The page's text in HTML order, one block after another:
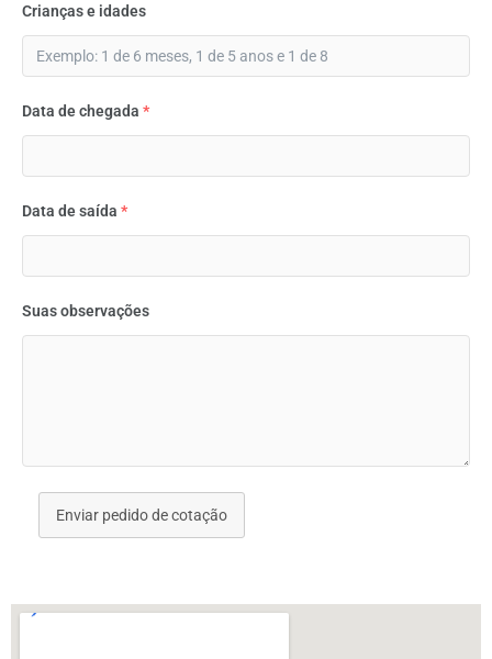
Crianças e idades
Data de chegada *
Data de saída *
Suas observações
Enviar pedido de cotação